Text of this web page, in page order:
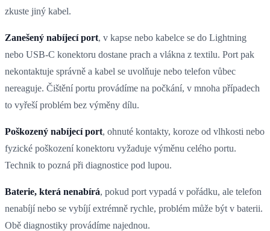
zkuste jiný kabel.
Zanešený nabíjecí port, v kapse nebo kabelce se do Lightning
nebo USB-C konektoru dostane prach a vlákna z textilu. Port pak
nekontaktuje správně a kabel se uvolňuje nebo telefon vůbec
nereaguje. Čištění portu provádíme na počkání, v mnoha případech
to vyřeší problém bez výměny dílu.
Poškozený nabíjecí port, ohnuté kontakty, koroze od vlhkosti nebo
fyzické poškození konektoru vyžaduje výměnu celého portu.
Technik to pozná při diagnostice pod lupou.
Baterie, která nenabírá, pokud port vypadá v pořádku, ale telefon
nenabíjí nebo se vybíjí extrémně rychle, problém může být v baterii.
Obě diagnostiky provádíme najednou.